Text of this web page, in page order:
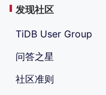
发现社区
TiDB User Group
问答之星
社区准则